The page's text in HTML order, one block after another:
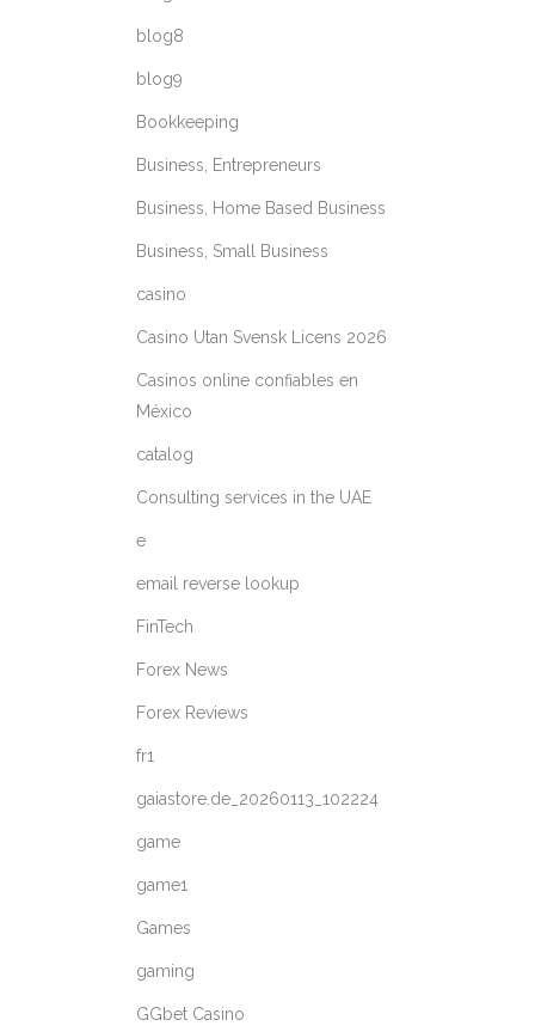
blog8
blog9
Bookkeeping
Business, Entrepreneurs
Business, Home Based Business
Business, Small Business
casino
Casino Utan Svensk Licens 2026
Casinos online confiables en
México
catalog
Consulting services in the UAE
e
email reverse lookup
FinTech
Forex News
Forex Reviews
fr1
gaiastore.de_20260113_102224
game
game1
Games
gaming
GGbet Casino